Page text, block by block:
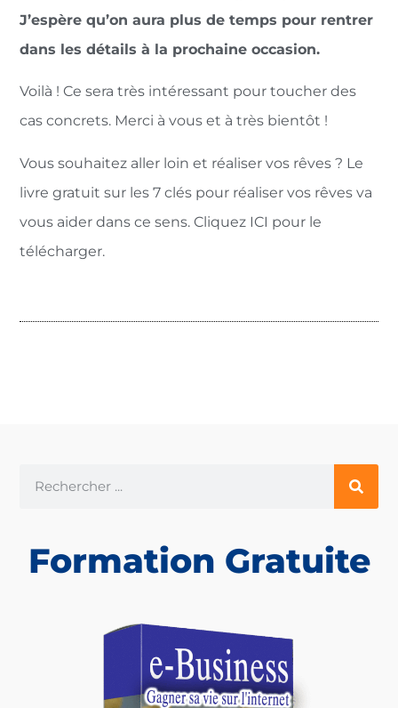
J’espère qu’on aura plus de temps pour rentrer
dans les détails à la prochaine occasion.
Voilà ! Ce sera très intéressant pour toucher des
cas concrets. Merci à vous et à très bientôt !
Vous souhaitez aller loin et réaliser vos rêves ? Le
livre gratuit sur les 7 clés pour réaliser vos rêves va
vous aider dans ce sens. Cliquez ICI pour le
télécharger.
Formation Gratuite